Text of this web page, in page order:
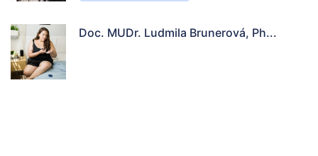
Doc. MUDr. Ludmila Brunerová, Ph...